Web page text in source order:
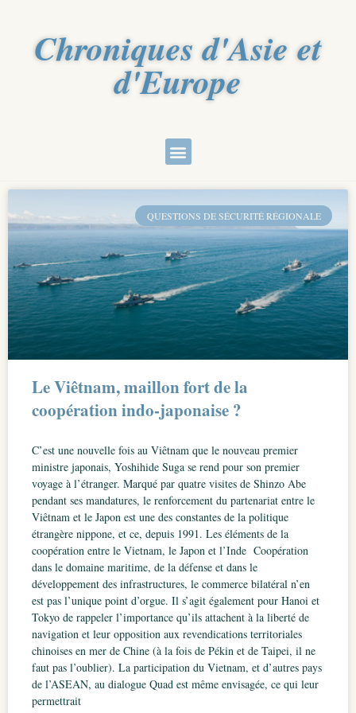
Chroniques d'Asie et
d'Europe
QUESTIONS DE SÉCURITÉ RÉGIONALE
Le Viêtnam, maillon fort de la
coopération indo-japonaise ?
C’est une nouvelle fois au Viêtnam que le nouveau premier
ministre japonais, Yoshihide Suga se rend pour son premier
voyage à l’étranger. Marqué par quatre visites de Shinzo Abe
pendant ses mandatures, le renforcement du partenariat entre le
Viêtnam et le Japon est une des constantes de la politique
étrangère nippone, et ce, depuis 1991. Les éléments de la
coopération entre le Vietnam, le Japon et l’Inde Coopération
dans le domaine maritime, de la défense et dans le
développement des infrastructures, le commerce bilatéral n’en
est pas l’unique point d’orgue. Il s’agit également pour Hanoi et
Tokyo de rappeler l’importance qu’ils attachent à la liberté de
navigation et leur opposition aux revendications territoriales
chinoises en mer de Chine (à la fois de Pékin et de Taipei, il ne
faut pas l’oublier). La participation du Vietnam, et d’autres pays
de l’ASEAN, au dialogue Quad est même envisagée, ce qui leur
permettrait